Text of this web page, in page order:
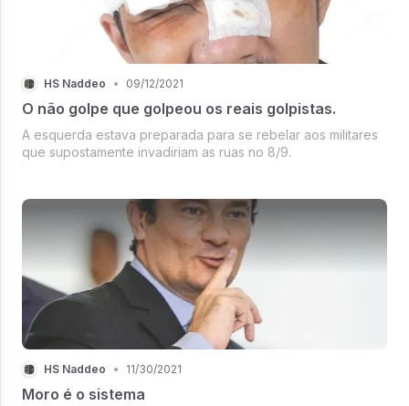
HS Naddeo • 09/12/2021
O não golpe que golpeou os reais golpistas.
A esquerda estava preparada para se rebelar aos militares
que supostamente invadiriam as ruas no 8/9.
HS Naddeo • 11/30/2021
Moro é o sistema